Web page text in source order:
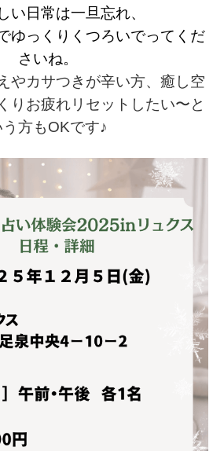
い日常は一旦忘れ、
ゆっくりくつろいでってくだ
さいね。
やカサつきが辛い方、癒し空
りお疲れリセットしたい〜と
う方もOKです♪